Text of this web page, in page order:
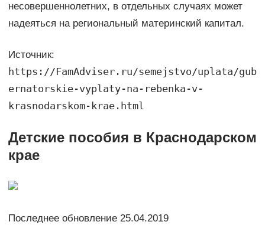
несовершеннолетних, в отдельных случаях может
надеяться на региональный материнский капитал.
Источник:
https://FamAdviser.ru/semejstvo/uplata/gub
ernatorskie-vyplaty-na-rebenka-v-
krasnodarskom-krae.html
Детские пособия в Краснодарском
крае
Последнее обновление 25.04.2019